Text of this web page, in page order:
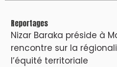
Reportages
Nizar Baraka préside à
rencontre sur la
l’équité territoriale